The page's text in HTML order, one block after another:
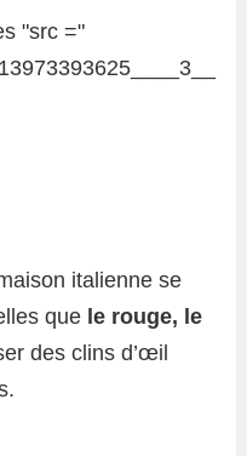
italienne se
que le rouge, le
des clins d’œil